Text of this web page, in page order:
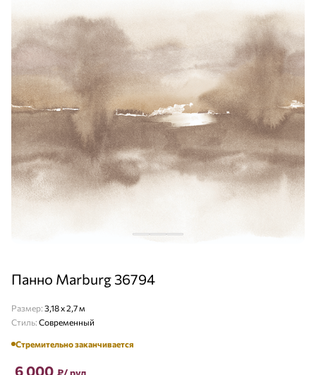
Панно Marburg 36794
Размер: 3,18 х 2,7 м
Стиль: Современный
Стремительно заканчивается
6 000 ₽/ рул